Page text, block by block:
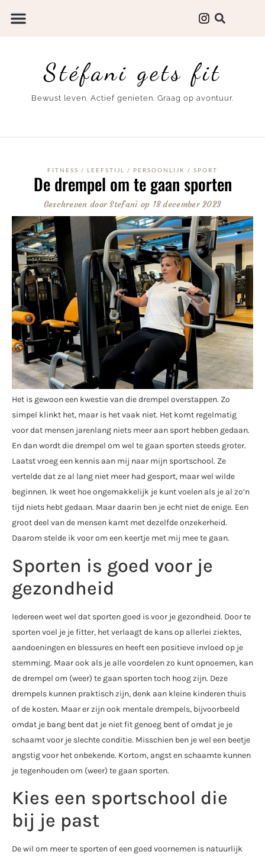
Stéfani gets fit
Bewust leven. Actief genieten. Graag op avontuur.
FITNESS / LEEFSTIJL / PERSOONLIJK / SPORT
De drempel om te gaan sporten
Geschreven doorStefani op 18 december 2023
Het is gewoon een kwestie van die drempel overstappen. Zo
simpel klinkt het, maar is het vaak niet. Het komt regelmatig
voor dat mensen jarenlang niets meer aan sport hebben gedaan.
En dan wordt die drempel om wel te gaan sporten steeds groter.
Laatst vroeg een kennis aan mij naar mijn sportschool. Ze
vertelde dat ze al lang niet meer had gesport, maar wel wilde
beginnen. Ik weet hoe ongemakkelijk je kunt voelen als je al zo’n
tijd niets hebt gedaan. Maar daarin ben je echt niet de enige. Een
groot deel van de mensen kamt met dezelfde onzekerheid.
Daarom stelde ik voor om een keertje met mij mee te gaan.
Sporten is goed voor je
gezondheid
Iedereen weet wel dat sporten goed is voor je gezondheid. Door te
sporten voel je je fitter, het verlaagt de kans op allerlei ziektes,
aandoeningen en blessures en heeft een positieve invloed op je
stemming. Maar ook als je alle voordelen zo kunt opnoemen, kan
de drempel om (weer) te gaan sporten toch hoog zijn. Deze
drempels kunnen praktisch zijn, denk aan kleine kinderen thuis
of de kosten. Maar er zijn ook mentale drempels, bijvoorbeeld
omdat je bang bent dat je niet fit genoeg bent of omdat je je
schaamt voor je slechte conditie. Misschien ben je wel een beetje
angstig voor het onbekende. Kortom, angst en schaamte kunnen
je tegenhouden om (weer) te gaan sporten.
Kies een sportschool die
bij je past
De wil om meer te sporten of een goed voornemen is natuurlijk